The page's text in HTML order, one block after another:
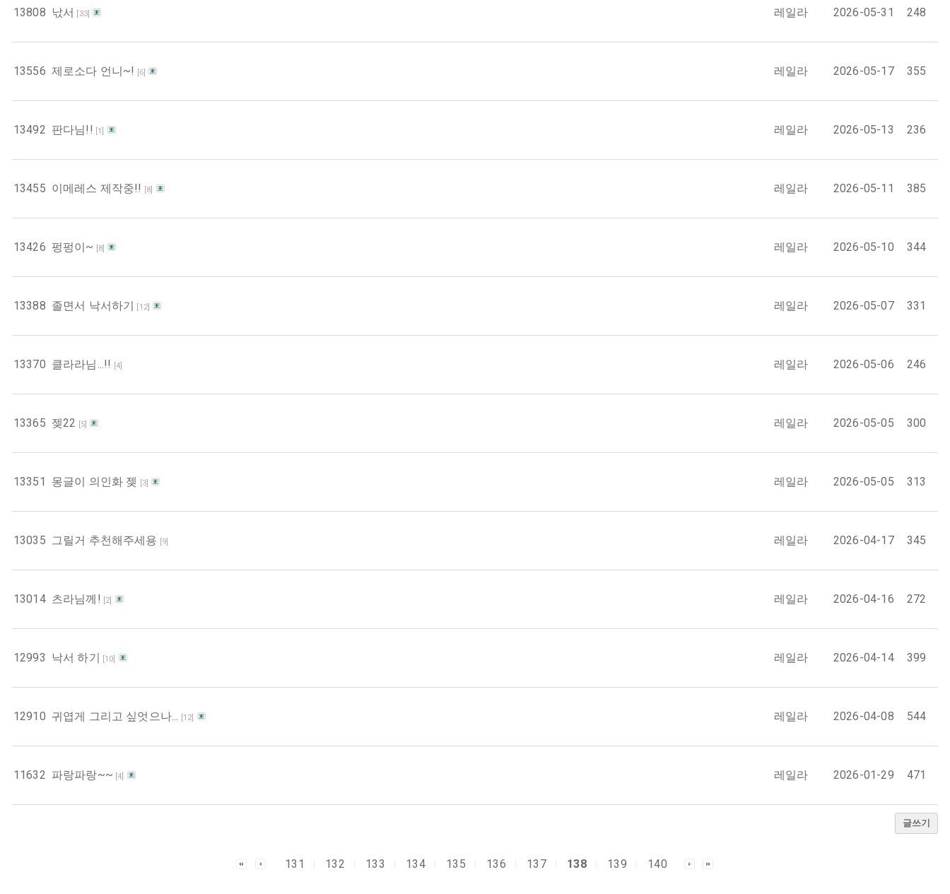
13808 낛서 [33] 레일라 2026-05-31 248
13556 제로소다 언니~! [6] 레일라 2026-05-17 355
13492 판다님!! [1] 레일라 2026-05-13 236
13455 이메레스 제작중!! [8] 레일라 2026-05-11 385
13426 펑펑이~ [8] 레일라 2026-05-10 344
13388 졸면서 낙서하기 [12] 레일라 2026-05-07 331
13370 클라라님...!! [4] 레일라 2026-05-06 246
13365 젲22 [5] 레일라 2026-05-05 300
13351 몽글이 의인화 젲 [3] 레일라 2026-05-05 313
13035 그릴거 추천해주세용 [9] 레일라 2026-04-17 345
13014 츠라님께! [2] 레일라 2026-04-16 272
12993 낙서 하기 [10] 레일라 2026-04-14 399
12910 귀엽게 그리고 싶엇으나... [12] 레일라 2026-04-08 544
11632 파랑파랑~~ [4] 레일라 2026-01-29 471
글쓰기
131 132 133 134 135 136 137 138 139 140